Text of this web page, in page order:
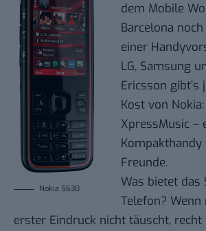
Nokia 5630
dem Mobile
Barcelona
einer
LG, Samsung
Ericsson gibt’s
Kost von
XpressMusic –
Freunde.
Was bietet das
Telefon?
erster Eindruck nicht täuscht, recht